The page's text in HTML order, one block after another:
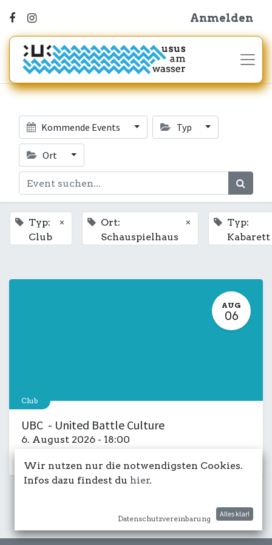
Anmelden
Kommende Events Typ
Ort
Typ:
Club
×
Ort:
Schauspielhaus
×
Typ:
Kabarett
AUG
06
Club
UBC - United Battle Culture
6. August 2026 - 18:00
Wir nutzen nur die notwendigsten Cookies.
Infos dazu findest du hier.
Datenschutzvereinbarung
Alles klar!